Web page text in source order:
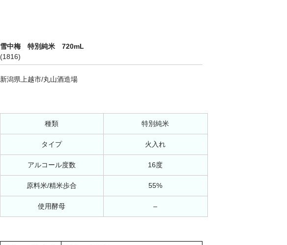
雪中梅 特別純米 720mL
(1816)
新潟県上越市/丸山酒造場
種類 特別純米
タイプ 火入れ
アルコール度数 16度
原料米/精米歩合 55%
使用酵母 –